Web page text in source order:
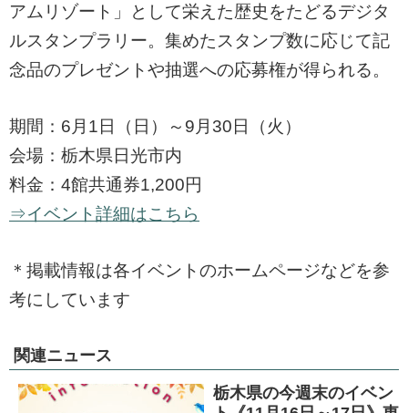
アムリゾート」として栄えた歴史をたどるデジタ
ルスタンプラリー。集めたスタンプ数に応じて記
念品のプレゼントや抽選への応募権が得られる。
期間：6月1日（日）～9月30日（火）
会場：栃木県日光市内
料金：4館共通券1,200円
⇒イベント詳細はこちら
＊掲載情報は各イベントのホームページなどを参
考にしています
関連ニュース
栃木県の今週末のイベン